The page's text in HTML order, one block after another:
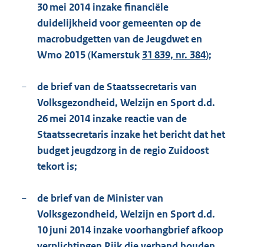
30 mei 2014 inzake financiële
duidelijkheid voor gemeenten op de
macrobudgetten van de Jeugdwet en
Wmo 2015 (Kamerstuk 31 839, nr. 384);
−
de brief van de Staatssecretaris van
Volksgezondheid, Welzijn en Sport d.d.
26 mei 2014 inzake reactie van de
Staatssecretaris inzake het bericht dat het
budget jeugdzorg in de regio Zuidoost
tekort is;
−
de brief van de Minister van
Volksgezondheid, Welzijn en Sport d.d.
10 juni 2014 inzake voorhangbrief afkoop